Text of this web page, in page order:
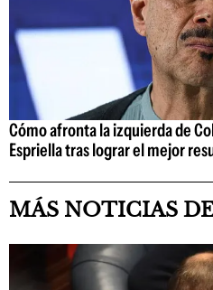
Cómo afronta la izquierda de
Espriella tras lograr el mejor
MÁS NOTICIAS